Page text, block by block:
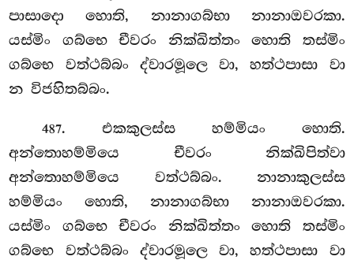
පාසාදො හොති, නානාගබ්භා නානාඔවරකා.
යස්මිං ගබ්භෙ චීවරං නික්ඛිත්තං හොති තස්මිං
ගබ්භෙ වත්ථබ්බං ද්වාරමූලෙ වා, හත්ථපාසා වා
න විජහිතබ්බං.
487. එකකුලස්ස හම්මියං හොති.
අන්තොහම්මියෙ චීවරං නික්ඛිපිත්වා
අන්තොහම්මියෙ වත්ථබ්බං. නානාකුලස්ස
හම්මියං හොති, නානාගබ්භා නානාඔවරකා.
යස්මිං ගබ්භෙ චීවරං නික්ඛිත්තං හොති තස්මිං
ගබ්භෙ වත්ථබ්බං ද්වාරමූලෙ වා, හත්ථපාසා වා